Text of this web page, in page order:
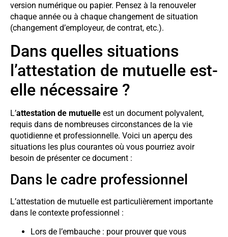
version numérique ou papier. Pensez à la renouveler
chaque année ou à chaque changement de situation
(changement d’employeur, de contrat, etc.).
Dans quelles situations
l’attestation de mutuelle est-
elle nécessaire ?
L’attestation de mutuelle est un document polyvalent,
requis dans de nombreuses circonstances de la vie
quotidienne et professionnelle. Voici un aperçu des
situations les plus courantes où vous pourriez avoir
besoin de présenter ce document :
Dans le cadre professionnel
L’attestation de mutuelle est particulièrement importante
dans le contexte professionnel :
Lors de l’embauche : pour prouver que vous